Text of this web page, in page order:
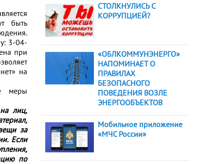
быть
3-04-
при
на
меры
лиц,
за
Если
по
СТОЛКНУЛИСЬ С
КОРРУПЦИЕЙ?
«ОБЛКОММУНЭНЕРГО»
НАПОМИНАЕТ О
ПРАВИЛАХ
БЕЗОПАСНОГО
ПОВЕДЕНИЯ ВОЗЛЕ
ЭНЕРГООБЪЕКТОВ
Мобильное приложение
«МЧС России»